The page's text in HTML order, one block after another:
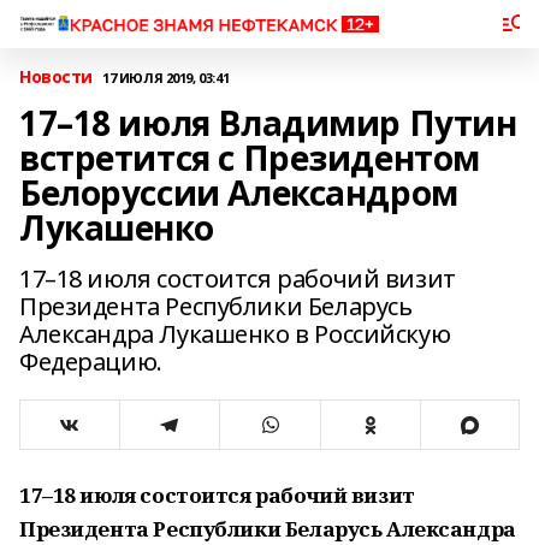
Новости 17 ИЮЛЯ 2019, 03:41
17–18 июля Владимир Путин
встретится с Президентом
Белоруссии Александром
Лукашенко
17–18 июля состоится рабочий визит
Президента Республики Беларусь
Александра Лукашенко в Российскую
Федерацию.
17–18 июля состоится рабочий визит
Президента Республики Беларусь Александра